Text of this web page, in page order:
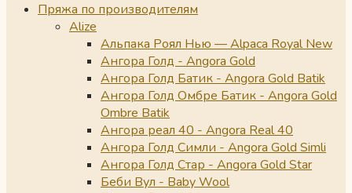
Пряжа по производителям
Alize
Альпака Роял Нью — Alpaca Royal New
Ангора Голд - Angora Gold
Ангора Голд Батик - Angora Gold Batik
Ангора Голд Омбре Батик - Angora Gold
Ombre Batik
Ангора реал 40 - Angora Real 40
Ангора Голд Симли - Angora Gold Simli
Ангора Голд Стар - Angora Gold Star
Беби Вул - Baby Wool